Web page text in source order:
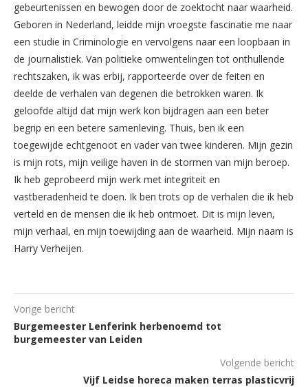
gebeurtenissen en bewogen door de zoektocht naar waarheid.
Geboren in Nederland, leidde mijn vroegste fascinatie me naar
een studie in Criminologie en vervolgens naar een loopbaan in
de journalistiek. Van politieke omwentelingen tot onthullende
rechtszaken, ik was erbij, rapporteerde over de feiten en
deelde de verhalen van degenen die betrokken waren. Ik
geloofde altijd dat mijn werk kon bijdragen aan een beter
begrip en een betere samenleving. Thuis, ben ik een
toegewijde echtgenoot en vader van twee kinderen. Mijn gezin
is mijn rots, mijn veilige haven in de stormen van mijn beroep.
Ik heb geprobeerd mijn werk met integriteit en
vastberadenheid te doen. Ik ben trots op de verhalen die ik heb
verteld en de mensen die ik heb ontmoet. Dit is mijn leven,
mijn verhaal, en mijn toewijding aan de waarheid. Mijn naam is
Harry Verheijen.
Vorige bericht
Burgemeester Lenferink herbenoemd tot
burgemeester van Leiden
Volgende bericht
Vijf Leidse horeca maken terras plasticvrij